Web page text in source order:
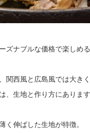
ナブルな価格で楽しめる
西風と広島風では大き
生地と作り方にあります
伸ばした生地が特徴。